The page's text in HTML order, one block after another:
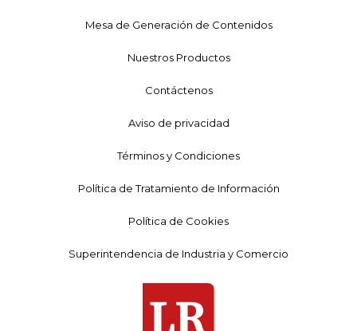
Mesa de Generación de Contenidos
Nuestros Productos
Contáctenos
Aviso de privacidad
Términos y Condiciones
Política de Tratamiento de Información
Política de Cookies
Superintendencia de Industria y Comercio